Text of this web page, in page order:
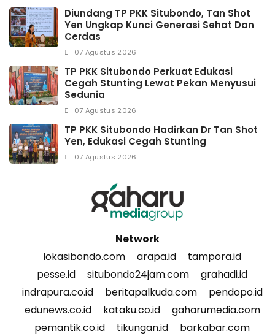
Diundang TP PKK Situbondo, Tan Shot
Yen Ungkap Kunci Generasi Sehat Dan
Cerdas
07 Agustus 2026
TP PKK Situbondo Perkuat Edukasi
Cegah Stunting Lewat Pekan Menyusui
Sedunia
07 Agustus 2026
TP PKK Situbondo Hadirkan Dr Tan Shot
Yen, Edukasi Cegah Stunting
07 Agustus 2026
Network
lokasibondo.com
arapa.id
tampora.id
pesse.id
situbondo24jam.com
grahadi.id
indrapura.co.id
beritapalkuda.com
pendopo.id
edunews.co.id
kataku.co.id
gaharumedia.com
pemantik.co.id
tikungan.id
barkabar.com